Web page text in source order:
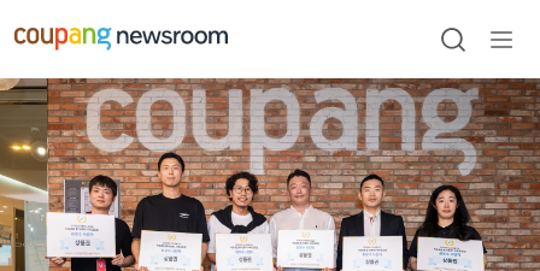
건너뛰기
검색
열기
메인
포스트